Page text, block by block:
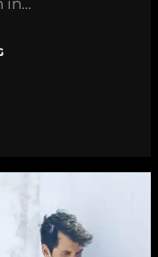
in…